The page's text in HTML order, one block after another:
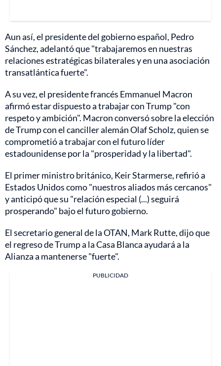
Aun así, el presidente del gobierno español, Pedro
Sánchez, adelantó que "trabajaremos en nuestras
relaciones estratégicas bilaterales y en una asociación
transatlántica fuerte".
A su vez, el presidente francés Emmanuel Macron
afirmó estar dispuesto a trabajar con Trump "con
respeto y ambición". Macron conversó sobre la elección
de Trump con el canciller alemán Olaf Scholz, quien se
comprometió a trabajar con el futuro líder
estadounidense por la "prosperidad y la libertad".
El primer ministro británico, Keir Starmerse, refirió a
Estados Unidos como "nuestros aliados más cercanos"
y anticipó que su "relación especial (...) seguirá
prosperando" bajo el futuro gobierno.
El secretario general de la OTAN, Mark Rutte, dijo que
el regreso de Trump a la Casa Blanca ayudará a la
Alianza a mantenerse "fuerte".
PUBLICIDAD